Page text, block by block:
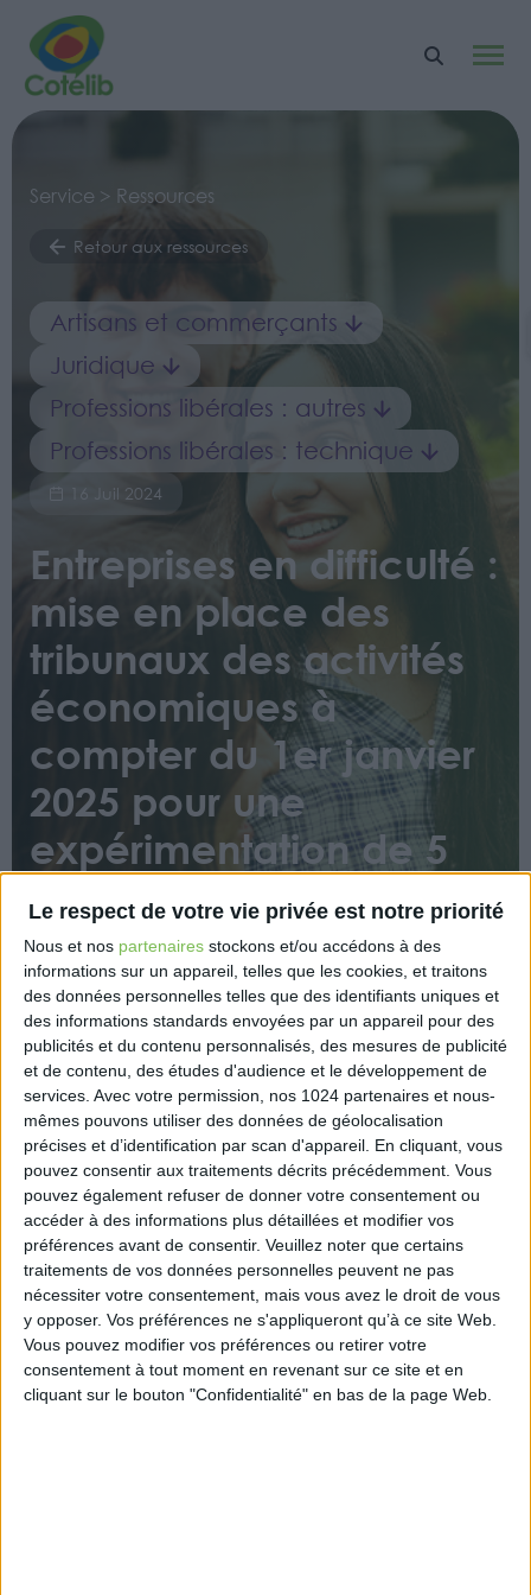
Le respect de votre vie privée est notre priorité
Nous et nos partenaires stockons et/ou accédons à des
informations sur un appareil, telles que les cookies, et traitons
des données personnelles telles que des identifiants uniques et
des informations standards envoyées par un appareil pour des
publicités et du contenu personnalisés, des mesures de publicité
et de contenu, des études d'audience et le développement de
services. Avec votre permission, nos 1024 partenaires et nous-
mêmes pouvons utiliser des données de géolocalisation
précises et d’identification par scan d'appareil. En cliquant, vous
pouvez consentir aux traitements décrits précédemment. Vous
pouvez également refuser de donner votre consentement ou
accéder à des informations plus détaillées et modifier vos
préférences avant de consentir. Veuillez noter que certains
traitements de vos données personnelles peuvent ne pas
nécessiter votre consentement, mais vous avez le droit de vous
y opposer. Vos préférences ne s'appliqueront qu’à ce site Web.
Vous pouvez modifier vos préférences ou retirer votre
consentement à tout moment en revenant sur ce site et en
cliquant sur le bouton "Confidentialité" en bas de la page Web.
Service > Ressources
Retour aux ressources
Artisans et commerçants
Juridique
Professions libérales : autres
Professions libérales : technique
16 Juil 2024
Entreprises en difficulté :
mise en place des
tribunaux des activités
économiques à
compter du 1er janvier
2025 pour une
expérimentation de 5
ans
Un arrêté du 5 juillet 2024 désigne 12 tribunaux de
commerce qui deviendront des tribunaux des
activités économiques (TAE) dès le 1er janvier 2025.
Cette expérimentation de 5 ans s’inscrit dans la loi
de programmation 2023-2027 du ministère de la
Justice.
Les TAE auront compétence pour gérer les
procédures amiables, collectives, et les
contestations relatives aux baux commerciaux liés
aux procédures de sauvegarde, de redressement